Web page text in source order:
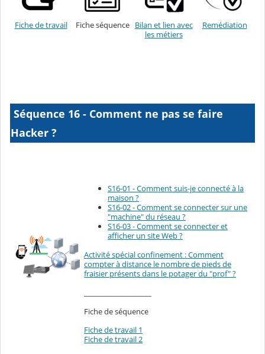
Fiche de travail Fiche séquence Bilan et lien avec
les métiers
Remédiation
Séquence 16 - Comment ne pas se faire
Hacker ?
S16-01 - Comment suis-je connecté à la
maison ?
S16-02 - Comment se connecter sur une
"machine" du réseau ?
S16-03 - Comment se connecter et
afficher un site Web ?
Activité spécial confinement : Comment
compter à distance le nombre de pieds de
fraisier présents dans le potager du "prof" ?
Fiche de séquence
Fiche de travail 1
Fiche de travail 2